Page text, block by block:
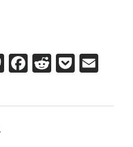
M
st
F
c
R
d
P
c ai